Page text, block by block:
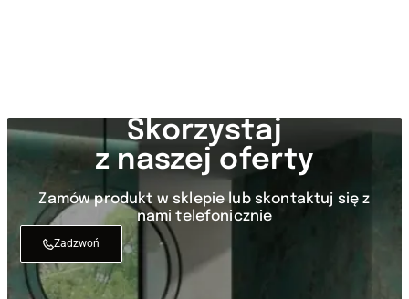
Skorzystaj
z naszej oferty
Zamów produkt w sklepie lub skontaktuj się z
nami telefonicznie
Zadzwoń